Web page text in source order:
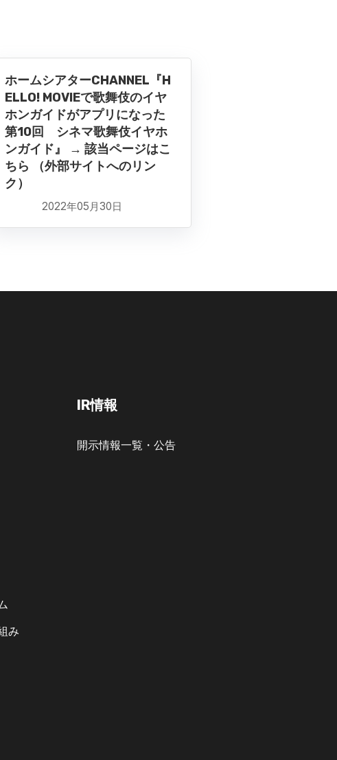
ホームシアターCHANNEL『H
ELLO! MOVIEで歌舞伎のイヤ
ホンガイドがアプリになった
第10回 シネマ歌舞伎イヤホ
ンガイド』 → 該当ページはこ
ちら （外部サイトへのリン
ク）
2022年05月30日
み
IR情報
開示情報一覧・公告